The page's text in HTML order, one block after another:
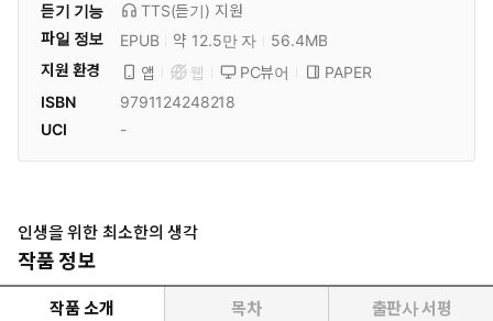
듣기 기능
TTS(듣기) 지원
파일 정보
EPUB 약 12.5만 자
56.4MB
지원 환경
앱 웹 PC뷰어
PAPER
ISBN
9791124248218
UCI
-
인생을 위한 최소한의 생각
작품 정보
작품 소개 목차 출판사 서평